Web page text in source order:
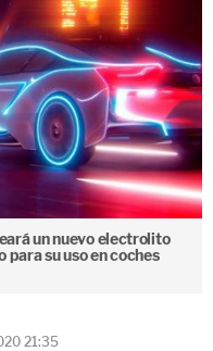
un nuevo electrolito
su uso en coches
21:35